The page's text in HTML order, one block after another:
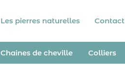
Les pierres naturelles Contact
Chaines de cheville Colliers